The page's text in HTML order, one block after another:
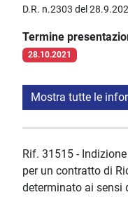
D.R. n.2303 del
Termine
28.10.2021
Mostra tutte le
Rif. 31515 -
per un contratto di
determinato ai sensi